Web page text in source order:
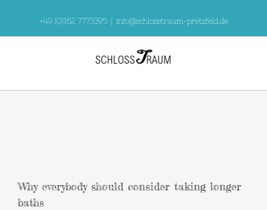
content
+49 (0)162 7773395 info@schlosstraum-pretzfeld.de
Why everybody should consider taking longer
baths